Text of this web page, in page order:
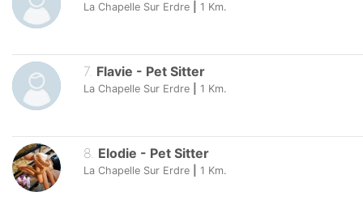
La Chapelle Sur Erdre 1 Km.
7. Flavie - Pet Sitter
La Chapelle Sur Erdre 1 Km.
8. Elodie - Pet Sitter
La Chapelle Sur Erdre 1 Km.